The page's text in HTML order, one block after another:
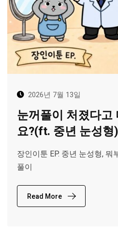
2026년 7월 13일
눈꺼풀이 처졌다고
요?(ft. 중년 눈성형)
장인이툰 EP. 중년 눈성형, 뭐
풀이
Read More